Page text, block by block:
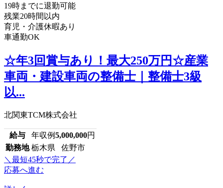
19時までに退勤可能
残業20時間以内
育児・介護休暇あり
車通勤OK
☆年3回賞与あり！最大250万円☆産業
車両・建設車両の整備士｜整備士3級
以...
北関東TCM株式会社
給与 年収例5,000,000円
勤務地 栃木県 佐野市
＼最短45秒で完了／
応募へ進む